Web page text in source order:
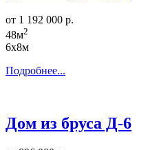
от 1 192 000 р.
48м2
6х8м
Подробнее...
Дом из бруса Д-6